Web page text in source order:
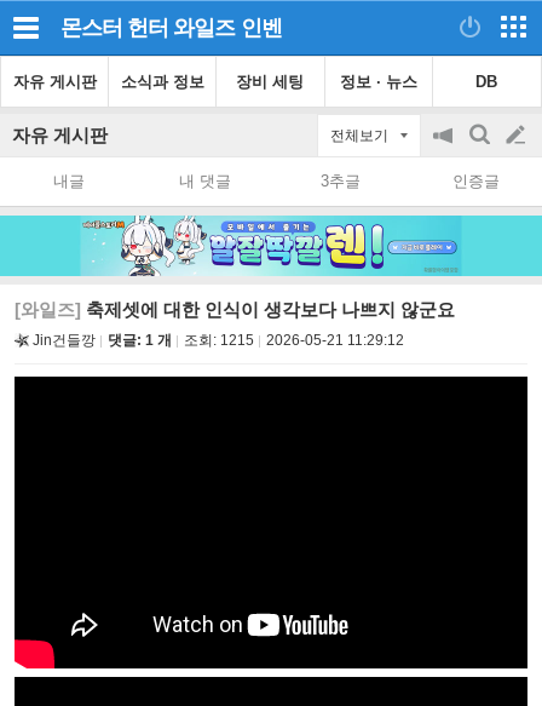
몬스터 헌터 와일즈 인벤
자유 게시판 소식과 정보 장비 세팅 정보 · 뉴스 DB
자유 게시판 전체보기
공
on/off
검
색
글
쓰
내글 내 댓글 3추글 인증글
[와일즈] 축제셋에 대한 인식이 생각보다 나쁘지 않군요
Jin건들깡 댓글: 1 개 조회: 1215 2026-05-21 11:29:12